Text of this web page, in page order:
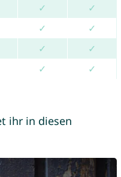
✓
✓
✓
✓
✓
✓
✓ ✓
ihr in diesen